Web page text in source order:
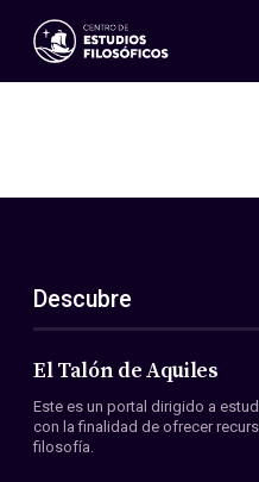
Eventos
ES
EN
Acerca de nosotros
Miembros
Convenios
Descubre
El Talón de Aquiles
Este es un portal dirigido a
con la finalidad de ofrecer
filosofía.